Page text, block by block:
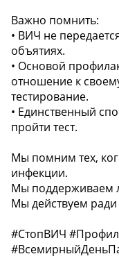
Важно помнить:
• ВИЧ не
объятиях.
• Основой
отношение к
тестирование.
• Единственный
пройти тест.
Мы помним тех,
инфекции.
Мы поддерживаем
Мы действуем
#СтопВИЧ